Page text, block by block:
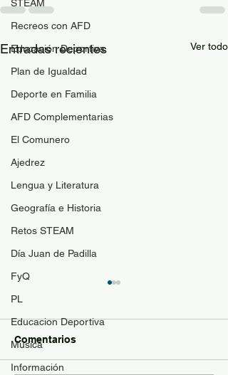
STEAM
Recreos con AFD
Educación Deportiva
Plan de Igualdad
Deporte en Familia
AFD Complementarias
El Comunero
Ajedrez
Lengua y Literatura
Geografía e Historia
Retos STEAM
Día Juan de Padilla
FyQ
PL
Educacion Deportiva
Música
Información
Entradas recientes Ver todo
Comentarios